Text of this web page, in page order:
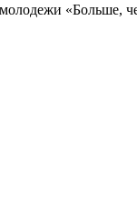
«Больше,